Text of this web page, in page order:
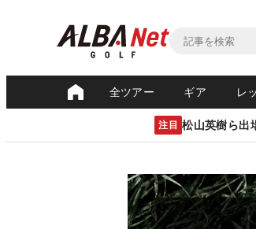
全ツアー ギア レ
注目 松山英樹ら